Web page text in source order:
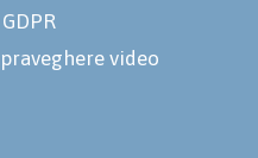
video